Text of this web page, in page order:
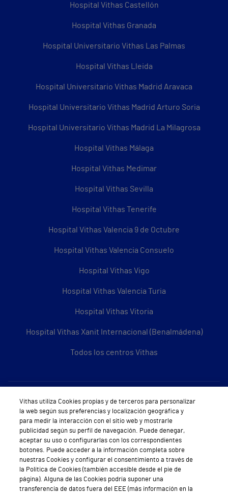
Hospital Vithas Castellón
Hospital Vithas Granada
Hospital Universitario Vithas Las Palmas
Hospital Vithas Lleida
Hospital Universitario Vithas Madrid Aravaca
Hospital Universitario Vithas Madrid Arturo Soria
Hospital Universitario Vithas Madrid La Milagrosa
Hospital Vithas Málaga
Hospital Vithas Medimar
Hospital Vithas Sevilla
Hospital Vithas Tenerife
Hospital Vithas Valencia 9 de Octubre
Hospital Vithas Valencia Consuelo
Hospital Vithas Vigo
Hospital Vithas Valencia Turia
Hospital Vithas Vitoria
Hospital Vithas Xanit Internacional (Benalmádena)
Todos los centros Vithas
Sobre Vithas
Quiénes somos
Trabajar en Vithas
Teléfono Cita Médica
Teléfono Atención al Cliente
Vithas utiliza Cookies propias y de terceros para personalizar
la web según sus preferencias y localización geográfica y
para medir la interacción con el sitio web y mostrarle
publicidad según su perfil de navegación. Puede denegar,
aceptar su uso o configurarlas con los correspondientes
botones. Puede acceder a la información completa sobre
nuestras Cookies y configurar el consentimiento a través de
la Política de Cookies (también accesible desde el pie de
página). Alguna de las Cookies podría suponer una
transferencia de datos fuera del EEE (más información en la